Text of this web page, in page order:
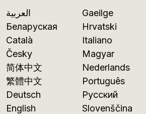
العربية
Беларуская
Català
Česky
简体中文
繁體中文
Deutsch
English
Gaeilge
Hrvatski
Italiano
Magyar
Nederlands
Português
Русский
Slovenščina